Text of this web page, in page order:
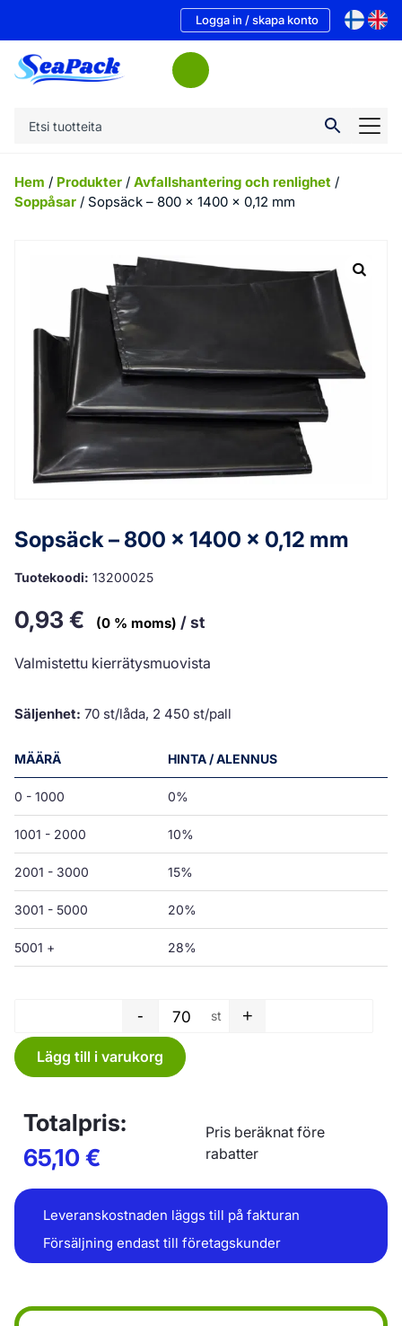
Logga in / skapa konto
Hem / Produkter / Avfallshantering och renlighet /
Soppåsar / Sopsäck – 800 x 1400 x 0,12 mm
Sopsäck – 800 x 1400 x 0,12 mm
Tuotekoodi: 13200025
0,93€ (0 % moms) / st
Valmistettu kierrätysmuovista
Säljenhet: 70 st/låda, 2 450 st/pall
MÄÄRÄ HINTA / ALENNUS
0 - 1000 0%
1001 - 2000 10%
2001 - 3000 15%
3001 - 5000 20%
5001 + 28%
Sopsäck - 800 x 1400 x 0,12
- st +
Lägg till i varukorg
Totalpris:
65,10€
Pris beräknat före
rabatter
Leveranskostnaden läggs till på fakturan
Försäljning endast till företagskunder